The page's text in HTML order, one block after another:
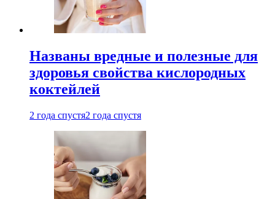
Названы вредные и полезные для
здоровья свойства кислородных
коктейлей
2 года спустя2 года спустя